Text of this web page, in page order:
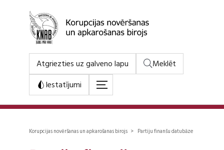
Atgriezties uz galveno lapu
Meklēt
Iestatījumi
Korupcijas novēršanas un apkarošanas birojs > Partiju finanšu datubāze